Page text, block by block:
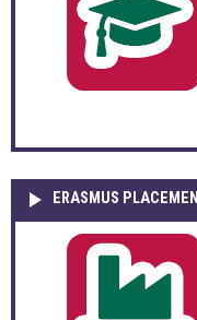
ERASMUS